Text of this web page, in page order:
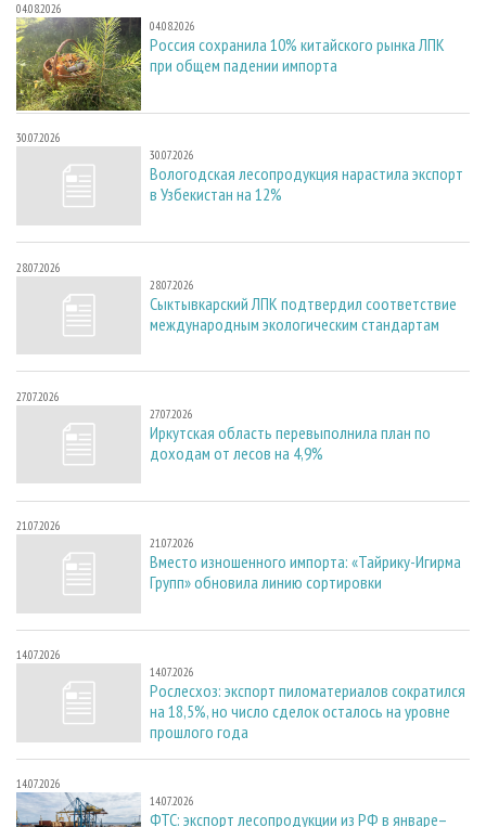
04.08.2026
04.08.2026
Россия сохранила 10% китайского рынка ЛПК
при общем падении импорта
30.07.2026
30.07.2026
Вологодская лесопродукция нарастила экспорт
в Узбекистан на 12%
28.07.2026
28.07.2026
Сыктывкарский ЛПК подтвердил соответствие
международным экологическим стандартам
27.07.2026
27.07.2026
Иркутская область перевыполнила план по
доходам от лесов на 4,9%
21.07.2026
21.07.2026
Вместо изношенного импорта: «Тайрику-Игирма
Групп» обновила линию сортировки
14.07.2026
14.07.2026
Рослесхоз: экспорт пиломатериалов сократился
на 18,5%, но число сделок осталось на уровне
прошлого года
14.07.2026
14.07.2026
ФТС: экспорт лесопродукции из РФ в январе–